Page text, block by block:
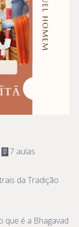
7 aulas
da Tradição
que é a Bhagavad